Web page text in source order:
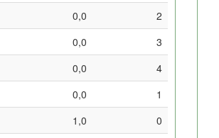
0,0
2
0,0
3
0,0
4
0,0
1
1,0
0